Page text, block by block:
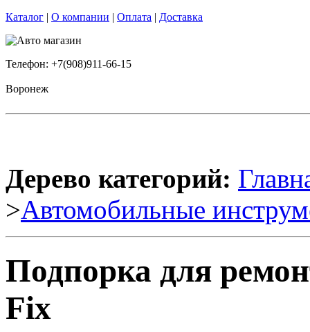
Каталог | О компании | Оплата | Доставка
Телефон: +7(908)911-66-15
Воронеж
Дерево категорий:
>Автомобильные
Подпорка для
Fix